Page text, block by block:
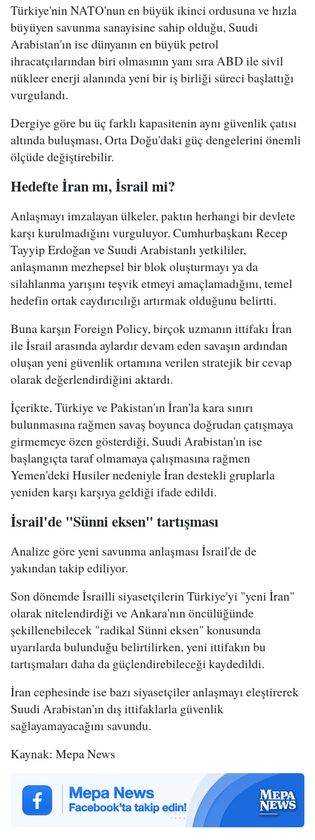
Türkiye'nin NATO'nun en büyük ikinci ordusuna ve hızla
büyüyen savunma sanayisine sahip olduğu, Suudi
Arabistan'ın ise dünyanın en büyük petrol
ihracatçılarından biri olmasının yanı sıra ABD ile sivil
nükleer enerji alanında yeni bir iş birliği süreci başlattığı
vurgulandı.
Dergiye göre bu üç farklı kapasitenin aynı güvenlik çatısı
altında buluşması, Orta Doğu'daki güç dengelerini önemli
ölçüde değiştirebilir.
Hedefte İran mı, İsrail mi?
Anlaşmayı imzalayan ülkeler, paktın herhangi bir devlete
karşı kurulmadığını vurguluyor. Cumhurbaşkanı Recep
Tayyip Erdoğan ve Suudi Arabistanlı yetkililer,
anlaşmanın mezhepsel bir blok oluşturmayı ya da
silahlanma yarışını teşvik etmeyi amaçlamadığını, temel
hedefin ortak caydırıcılığı artırmak olduğunu belirtti.
Buna karşın Foreign Policy, birçok uzmanın ittifakı İran
ile İsrail arasında aylardır devam eden savaşın ardından
oluşan yeni güvenlik ortamına verilen stratejik bir cevap
olarak değerlendirdiğini aktardı.
İçerikte, Türkiye ve Pakistan'ın İran'la kara sınırı
bulunmasına rağmen savaş boyunca doğrudan çatışmaya
girmemeye özen gösterdiği, Suudi Arabistan'ın ise
başlangıçta taraf olmamaya çalışmasına rağmen
Yemen'deki Husiler nedeniyle İran destekli gruplarla
yeniden karşı karşıya geldiği ifade edildi.
İsrail'de "Sünni eksen" tartışması
Analize göre yeni savunma anlaşması İsrail'de de
yakından takip ediliyor.
Son dönemde İsrailli siyasetçilerin Türkiye'yi "yeni İran"
olarak nitelendirdiği ve Ankara'nın öncülüğünde
şekillenebilecek "radikal Sünni eksen" konusunda
uyarılarda bulunduğu belirtilirken, yeni ittifakın bu
tartışmaları daha da güçlendirebileceği kaydedildi.
İran cephesinde ise bazı siyasetçiler anlaşmayı eleştirerek
Suudi Arabistan'ın dış ittifaklarla güvenlik
sağlayamayacağını savundu.
Kaynak: Mepa News